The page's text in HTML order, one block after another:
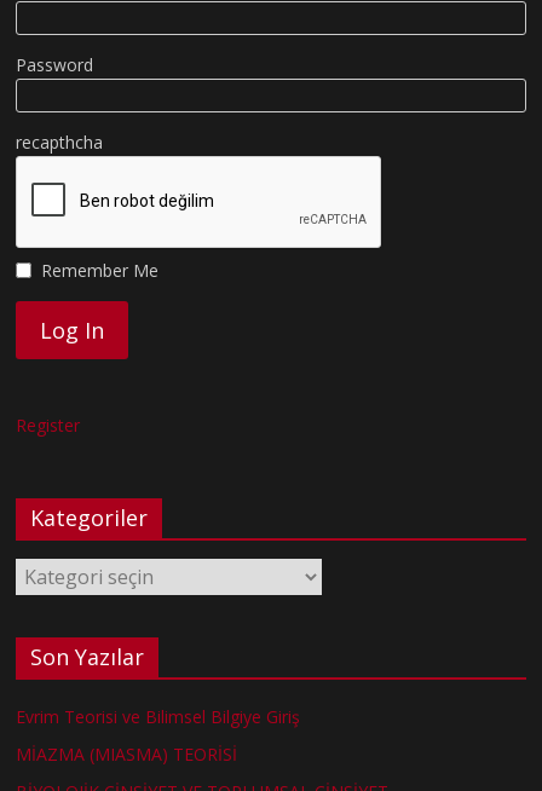
Password
recapthcha
Remember Me
Register
Kategoriler
Kategoriler
Son Yazılar
Evrim Teorisi ve Bilimsel Bilgiye Giriş
MİAZMA (MIASMA) TEORİSİ